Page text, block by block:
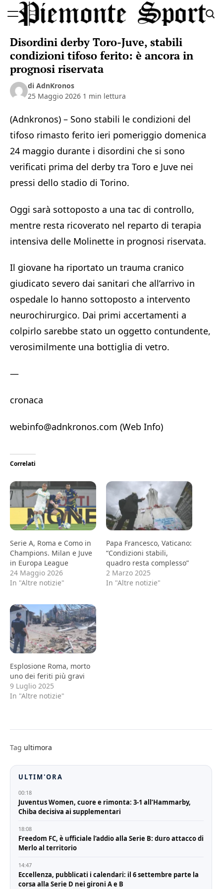
to
Sport
Disordini derby Toro-Juve, stabili
condizioni tifoso ferito: è ancora in
prognosi riservata
di AdnKronos
25 Maggio 2026 1 min lettura
(Adnkronos) – Sono stabili le condizioni del
tifoso rimasto ferito ieri pomeriggio domenica
24 maggio durante i disordini che si sono
verificati prima del derby tra Toro e Juve nei
pressi dello stadio di Torino.
Oggi sarà sottoposto a una tac di controllo,
mentre resta ricoverato nel reparto di terapia
intensiva delle Molinette in prognosi riservata.
Il giovane ha riportato un trauma cranico
giudicato severo dai sanitari che all’arrivo in
ospedale lo hanno sottoposto a intervento
neurochirurgico. Dai primi accertamenti a
colpirlo sarebbe stato un oggetto contundente,
verosimilmente una bottiglia di vetro.
—
cronaca
webinfo@adnkronos.com (Web Info)
Correlati
Serie A, Roma e Como in
Champions. Milan e Juve
in Europa League
24 Maggio 2026
In "Altre notizie"
Papa Francesco, Vaticano:
“Condizioni stabili,
quadro resta complesso”
2 Marzo 2025
In "Altre notizie"
Esplosione Roma, morto
uno dei feriti più gravi
9 Luglio 2025
In "Altre notizie"
Tag ultimora
ULTIM'ORA
00:18
Juventus Women, cuore e rimonta: 3-1 all’Hammarby,
Chiba decisiva ai supplementari
18:08
Freedom FC, è ufficiale l’addio alla Serie B: duro attacco di
Merlo al territorio
14:47
Eccellenza, pubblicati i calendari: il 6 settembre parte la
corsa alla Serie D nei gironi A e B